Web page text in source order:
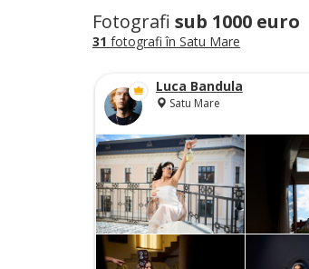
Fotografi sub 1000 euro
31 fotografi în Satu Mare
Luca Bandula
Satu Mare